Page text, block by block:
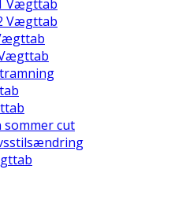
Vægttab
Vægttab
sommer cut